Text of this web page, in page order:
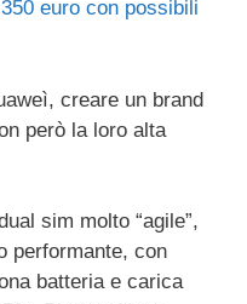
350 euro con possibili
creare un brand
però la loro alta
sim molto “agile”,
performante, con
batteria e carica